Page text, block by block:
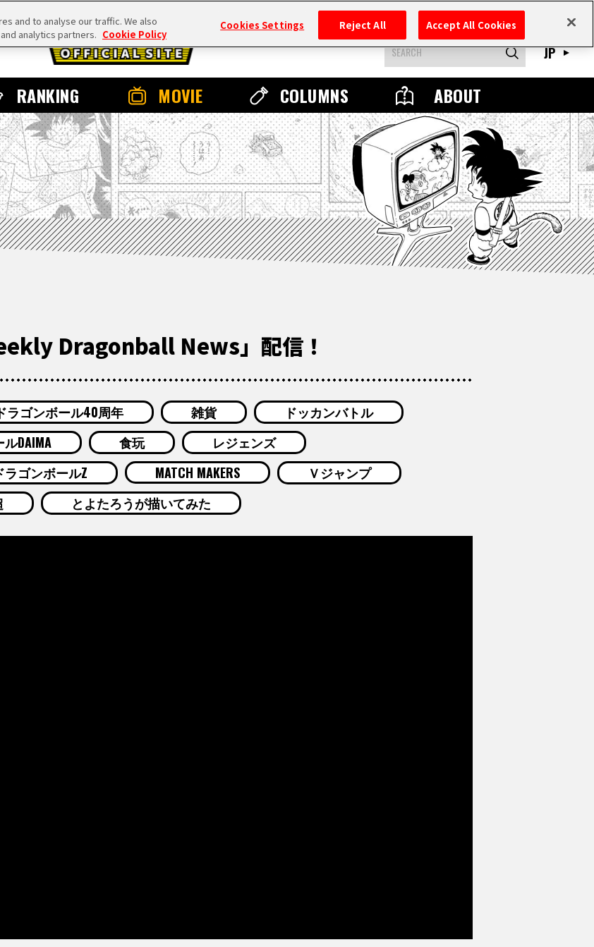
RANKING MOVIE COLUMNS ABOUT
JP
Dragonball News」配信！
ラゴンボール40周年 雑貨
ドッカンバトル
DAIMA 食玩
レジェンズ
ラゴンボールZ MATCH MAKERS
Ｖジャンプ
とよたろうが描いてみた
and to analyse our traffic. We also
analytics partners. Cookie Policy
Cookies Settings Reject All Accept All Cookies